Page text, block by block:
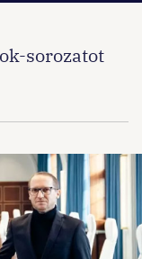
sorozatot